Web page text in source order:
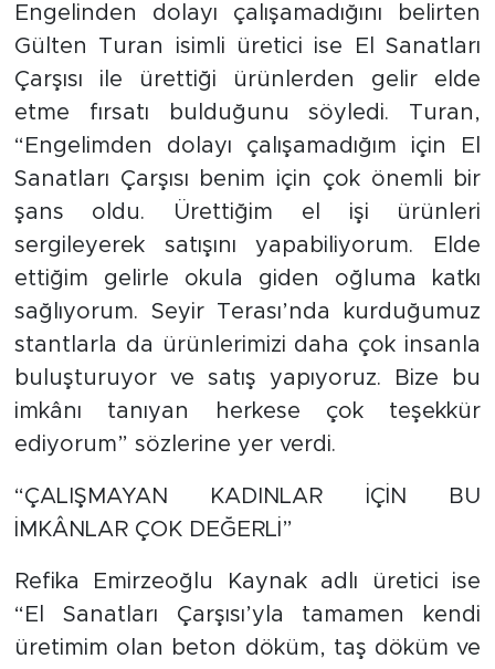
Engelinden dolayı çalışamadığını belirten
Gülten Turan isimli üretici ise El Sanatları
Çarşısı ile ürettiği ürünlerden gelir elde
etme fırsatı bulduğunu söyledi. Turan,
“Engelimden dolayı çalışamadığım için El
Sanatları Çarşısı benim için çok önemli bir
şans oldu. Ürettiğim el işi ürünleri
sergileyerek satışını yapabiliyorum. Elde
ettiğim gelirle okula giden oğluma katkı
sağlıyorum. Seyir Terası’nda kurduğumuz
stantlarla da ürünlerimizi daha çok insanla
buluşturuyor ve satış yapıyoruz. Bize bu
imkânı tanıyan herkese çok teşekkür
ediyorum” sözlerine yer verdi.
“ÇALIŞMAYAN KADINLAR İÇİN BU
İMKÂNLAR ÇOK DEĞERLİ”
Refika Emirzeoğlu Kaynak adlı üretici ise
“El Sanatları Çarşısı’yla tamamen kendi
üretimim olan beton döküm, taş döküm ve